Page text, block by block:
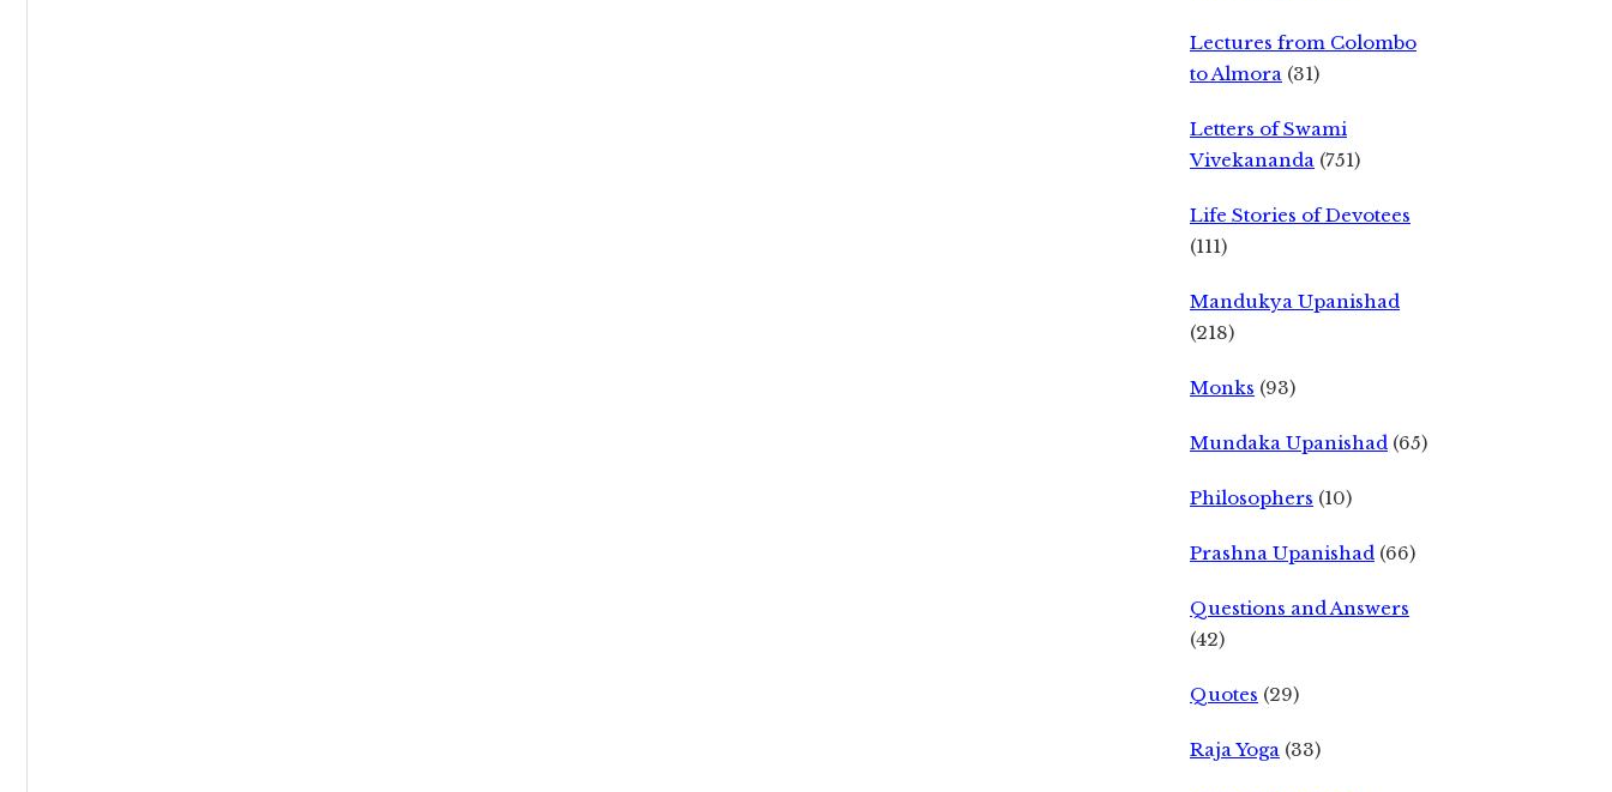
Lectures from Colombo
to Almora (31)
Letters of Swami
Vivekananda (751)
Life Stories of Devotees
(111)
Mandukya Upanishad
(218)
Monks (93)
Mundaka Upanishad (65)
Philosophers (10)
Prashna Upanishad (66)
Questions and Answers
(42)
Quotes (29)
Raja Yoga (33)